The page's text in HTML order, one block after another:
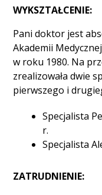
WYKSZTAŁCENIE:
Pani doktor jest
Akademii
w roku 1980. Na
zrealizowała dwie
pierwszego i
Specjalista
r.
Specjalista
ZATRUDNIENIE: